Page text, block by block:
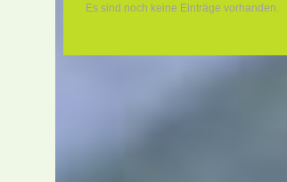
Es sind noch keine Einträge vorhanden.